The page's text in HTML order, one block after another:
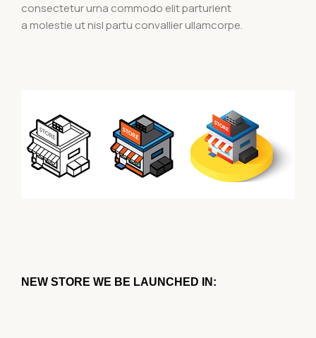
consectetur urna commodo elit parturient
a molestie ut nisl partu convallier ullamcorpe.
NEW STORE WE BE LAUNCHED IN: